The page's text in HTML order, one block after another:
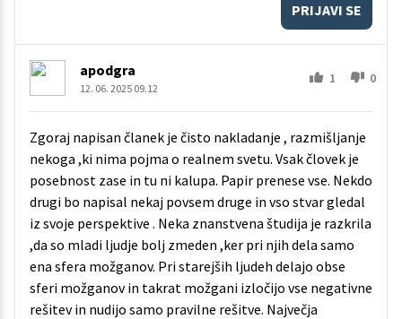
PRIJAVI SE
apodgra
12. 06. 2025 09.12
1 0
Zgoraj napisan članek je čisto nakladanje , razmišljanje
nekoga ,ki nima pojma o realnem svetu. Vsak človek je
posebnost zase in tu ni kalupa. Papir prenese vse. Nekdo
drugi bo napisal nekaj povsem druge in vso stvar gledal
iz svoje perspektive . Neka znanstvena študija je razkrila
,da so mladi ljudje bolj zmeden ,ker pri njih dela samo
ena sfera možganov. Pri starejših ljudeh delajo obse
sferi možganov in takrat možgani izločijo vse negativne
rešitev in nudijo samo pravilne rešitve. Največja